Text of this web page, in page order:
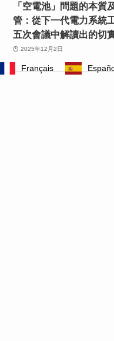
「空電池」問題的本質
管：從下一代電力系統
五次會議中解讀出的切
2025年12月2日
Français